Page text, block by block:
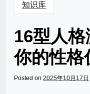
知识库
16型人
你的性格
Posted on 2025年10月17日